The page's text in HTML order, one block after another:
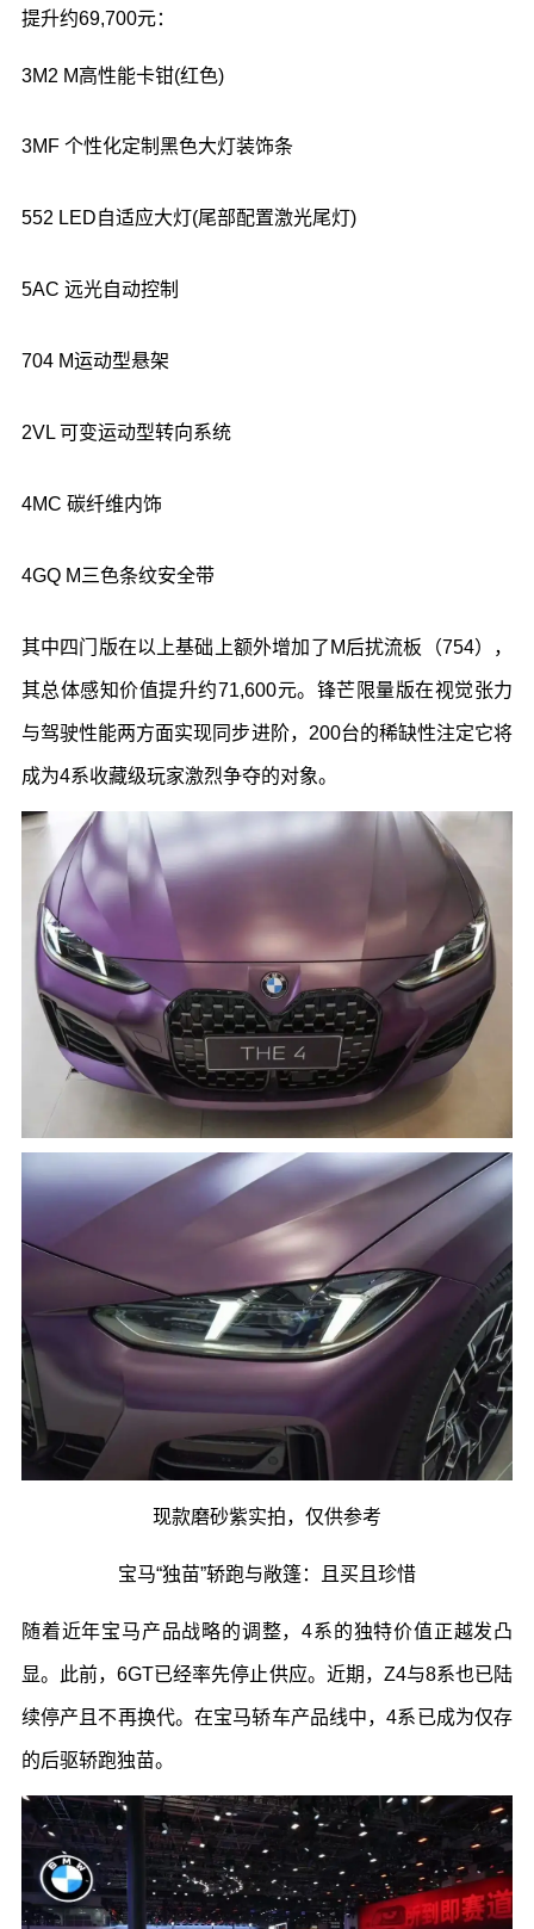
提升约69,700元：
3M2 M高性能卡钳(红色)
3MF 个性化定制黑色大灯装饰条
552 LED自适应大灯(尾部配置激光尾灯)
5AC 远光自动控制
704 M运动型悬架
2VL 可变运动型转向系统
4MC 碳纤维内饰
4GQ M 三色条纹安全带
其中四门版在以上基础上额外增加了 M后扰流板（754），
其总体感知价值提升约71,600元。锋芒限量版在视觉张力
与驾驶性能两方面实现同步进阶， 200台的稀缺性注定它将
成为4系收藏级玩家激烈争夺的对象。
现款磨砂紫实拍，仅供参考
宝马“独苗”轿跑与敞篷：且买且珍惜
随着近年宝马产品战略的调整，4系的独特价值正越发凸
显。此前，6GT已经率先停止供应。近期， Z4与8系也已陆
续停产且不再换代。在宝马轿车产品线中，4系已成为仅存
的后驱轿跑独苗。